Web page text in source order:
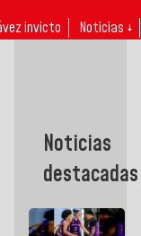
invicto Noticias ↓
Noticias
destacadas